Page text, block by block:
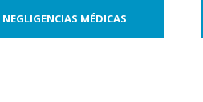
NEGLIGENCIAS MÉDICAS